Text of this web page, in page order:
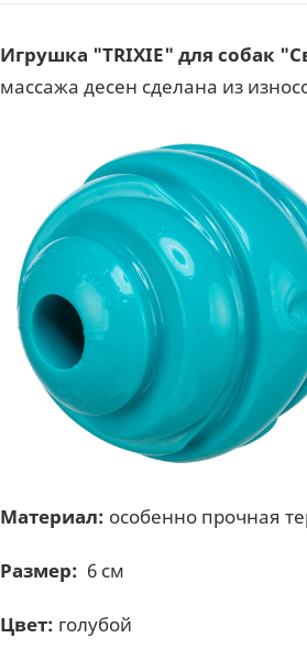
Игрушка "TRIXIE" для собак
массажа десен сделана из
Материал: особенно прочная
Размер: 6 см
Цвет: голубой